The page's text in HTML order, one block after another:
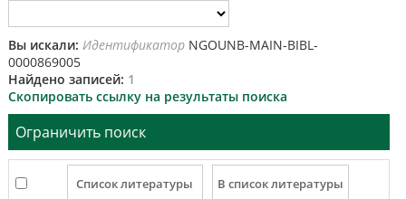
Вы искали: ИдентификаторNGOUNB-MAIN-BIBL-
0000869005
Найдено записей: 1
Скопировать ссылку на результаты поиска
Ограничить поиск